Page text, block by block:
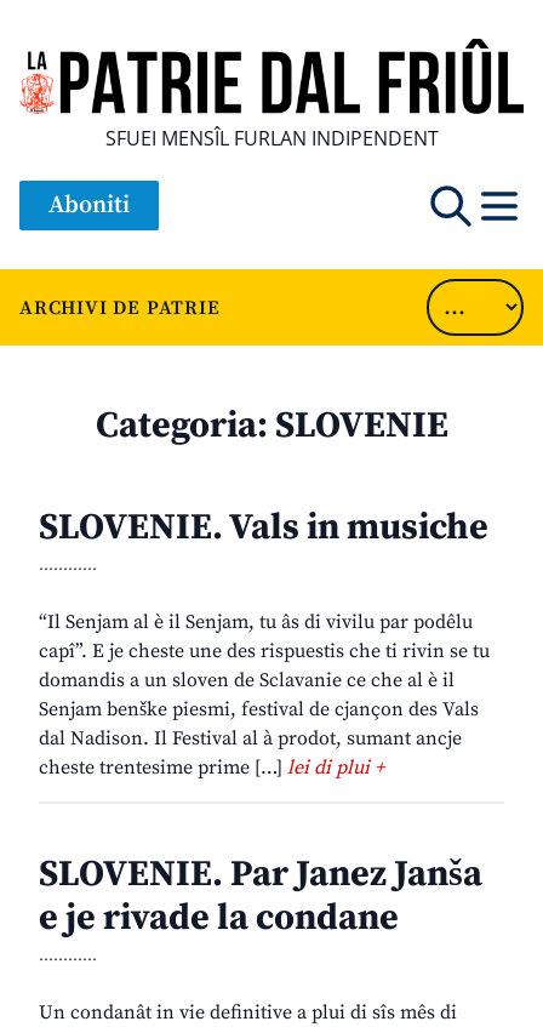
SFUEI MENSÎL FURLAN INDIPENDENT
Aboniti
ARCHIVI DE PATRIE
Categoria: SLOVENIE
SLOVENIE. Vals in musiche
............
“Il Senjam al è il Senjam, tu âs di vivilu par podêlu
capî”. E je cheste une des rispuestis che ti rivin se tu
domandis a un sloven de Sclavanie ce che al è il
Senjam benške piesmi, festival de cjançon des Vals
dal Nadison. Il Festival al à prodot, sumant ancje
cheste trentesime prime […] lei di plui +
SLOVENIE. Par Janez Janša
e je rivade la condane
............
Un condanât in vie definitive a plui di sîs mês di